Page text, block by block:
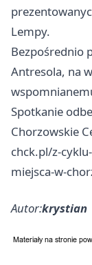
Lempy.
Bezpośrednio
Antresola, na
Spotkanie
Chorzowskie
chck.pl/z-
miejsca-w-
Autor:krystian